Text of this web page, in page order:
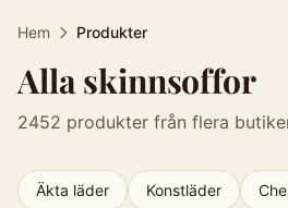
Hem Produkter
Alla skinnsoffor
2452 produkter från flera
Äkta läder Konstläder